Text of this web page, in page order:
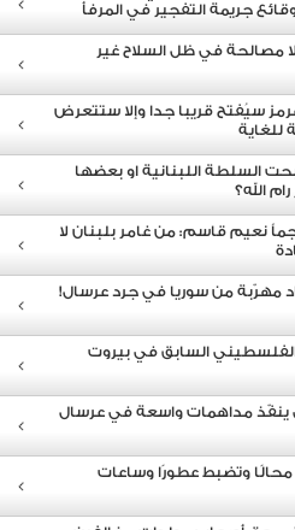
جريمة التفجير في المرفأ
مصالحة في ظل السلاح غير
سيُفتح قريبا جدا وإلا ستتعرض
للغاية
السلطة اللبنانية او بعضها
الله؟
نعيم قاسم: من غامر بلبنان لا
مهرّبة من سوريا في جرد عرسال!
السابق في بيروت
ينفّذ مداهمات واسعة في عرسال
محالًا وتضبط عطورًا وساعات